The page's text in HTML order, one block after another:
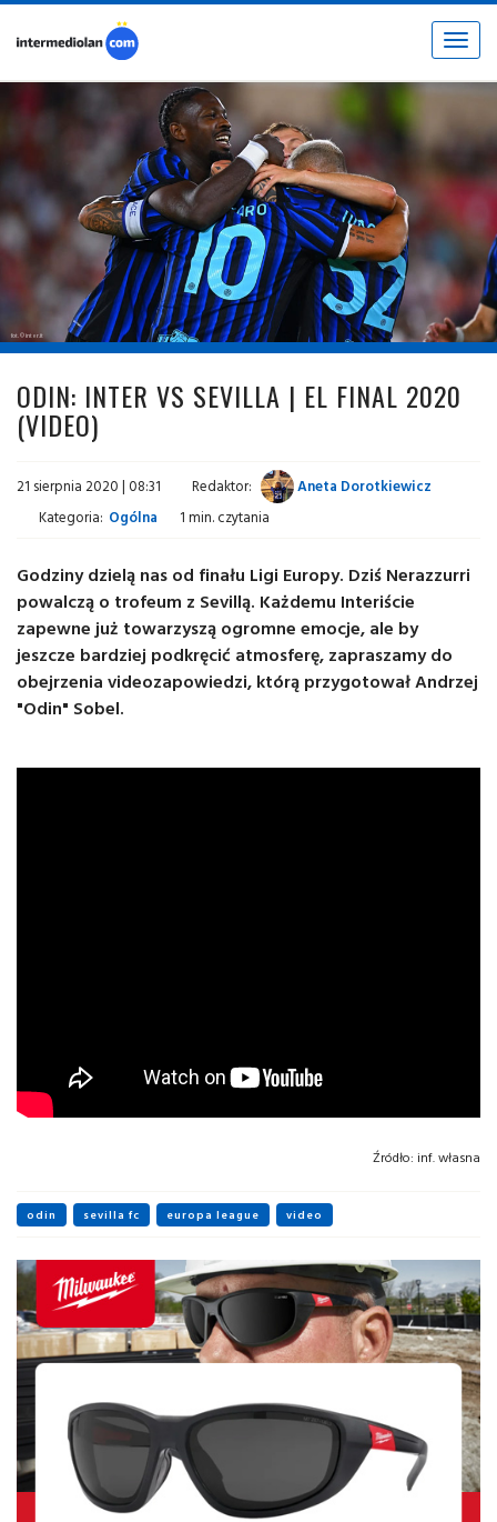
Toggle
fot. © inter.it
ODIN: INTER VS SEVILLA | EL FINAL 2020
(VIDEO)
21 sierpnia 2020 | 08:31 Redaktor:
Aneta Dorotkiewicz
Kategoria: Ogólna 1 min. czytania
Godziny dzielą nas od finału Ligi Europy. Dziś Nerazzurri
powalczą o trofeum z Sevillą. Każdemu Interiście
zapewne już towarzyszą ogromne emocje, ale by
jeszcze bardziej podkręcić atmosferę, zapraszamy do
obejrzenia videozapowiedzi, którą przygotował Andrzej
"Odin" Sobel.
Źródło: inf. własna
odin sevilla fc europa league video